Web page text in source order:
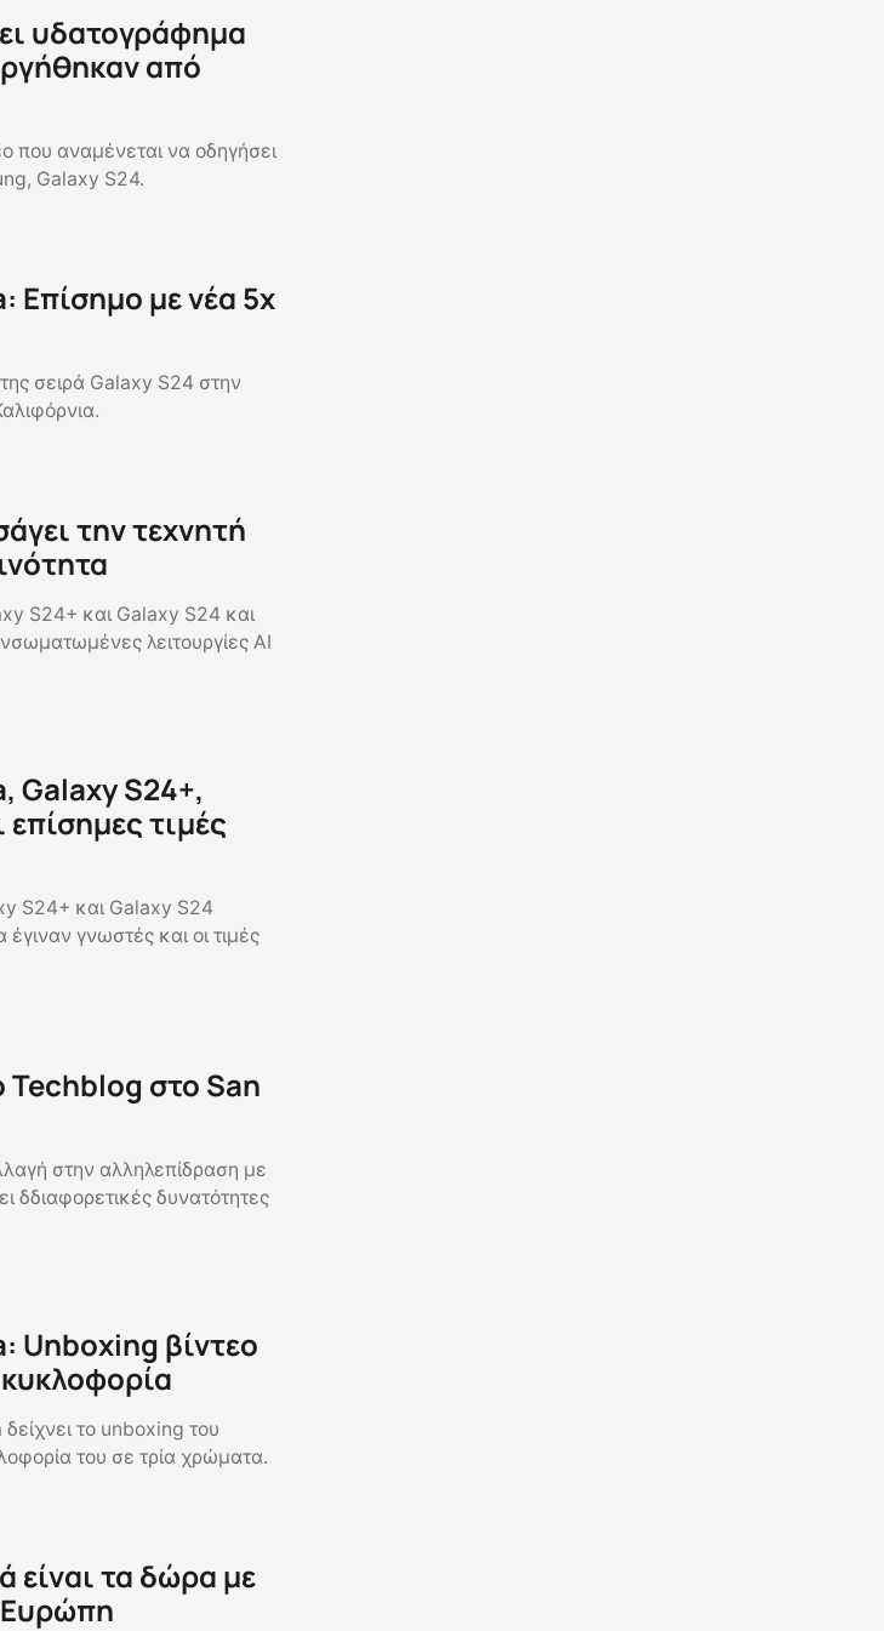
υδατογράφημα
από
που αναμένεται να οδηγήσει
Galaxy S24.
Επίσημο με νέα 5x
σειρά Galaxy S24 στην
την τεχνητή
S24+ και Galaxy S24 και
λειτουργίες AI
Galaxy S24+,
τιμές
S24+ και Galaxy S24
γνωστές και οι τιμές
στο San
στην αλληλεπίδραση με
δδιαφορετικές δυνατότητες
Unboxing βίντεο
το unboxing του
του σε τρία χρώματα.
είναι τα δώρα με
Ευρώπη